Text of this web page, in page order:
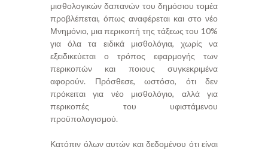
μισθολογικών δαπανών του δημόσιου τομέα
προβλέπεται, όπως αναφέρεται και στο νέο
Μνημόνιο, μια περικοπή της τάξεως του 10%
για όλα τα ειδικά μισθολόγια, χωρίς να
εξειδικεύεται ο τρόπος εφαρμογής των
περικοπών και ποιους συγκεκριμένα
αφορούν. Πρόσθεσε, ωστόσο, ότι δεν
πρόκειται για νέο μισθολόγιο, αλλά για
περικοπές του υφιστάμενου
προϋπολογισμού.
Κατόπιν όλων αυτών και δεδομένου ότι είναι